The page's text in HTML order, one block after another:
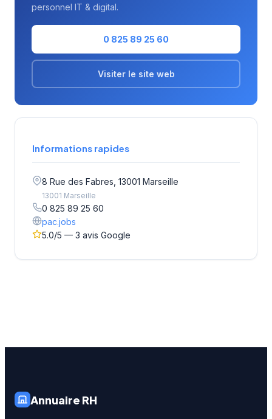
personnel IT & digital.
0 825 89 25 60
Visiter le site web
Informations rapides
8 Rue des Fabres, 13001 Marseille
13001 Marseille
0 825 89 25 60
pac.jobs
5.0/5 — 3 avis Google
Annuaire RH